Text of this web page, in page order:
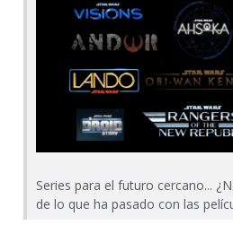
Series para el futuro cercano...
de lo que ha pasado con las